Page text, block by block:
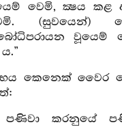
වෙමි, ක්‍ෂය කළ
(සුවයෙන්)
වූයෙම්
කෙනෙක් වෛර
පණිවා කරනුයේ